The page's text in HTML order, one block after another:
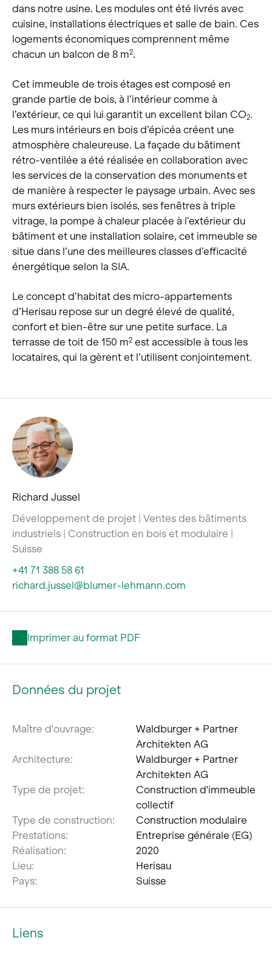
dans notre usine. Les modules ont été livrés avec
cuisine, installations électriques et salle de bain. Ces
logements économiques comprennent même
chacun un balcon de 8 m2.
Cet immeuble de trois étages est composé en
grande partie de bois, à l’intérieur comme à
l’extérieur, ce qui lui garantit un excellent bilan CO2.
Les murs intérieurs en bois d’épicéa créent une
atmosphère chaleureuse. La façade du bâtiment
rétro-ventilée a été réalisée en collaboration avec
les services de la conservation des monuments et
de manière à respecter le paysage urbain. Avec ses
murs extérieurs bien isolés, ses fenêtres à triple
vitrage, la pompe à chaleur placée à l’extérieur du
bâtiment et une installation solaire, cet immeuble se
situe dans l’une des meilleures classes d’efficacité
énergétique selon la SIA.
Le concept d’habitat des micro-appartements
d’Herisau repose sur un degré élevé de qualité,
confort et bien-être sur une petite surface. La
terrasse de toit de 150 m2 est accessible à tous les
locataires, qui la gèrent et l’utilisent conjointement.
Richard Jussel
Développement de projet | Ventes des bâtiments
industriels | Construction en bois et modulaire |
Suisse
+41 71 388 58 61
richard.jussel@blumer-lehmann.com
Imprimer au format PDF
Données du projet
Maître d'ouvrage:
Waldburger + Partner
Architekten AG
Architecture:
Waldburger + Partner
Architekten AG
Type de projet:
Construction d'immeuble
collectif
Type de construction:
Construction modulaire
Prestations:
Entreprise générale (EG)
Réalisation:
2020
Lieu:
Herisau
Pays:
Suisse
Liens